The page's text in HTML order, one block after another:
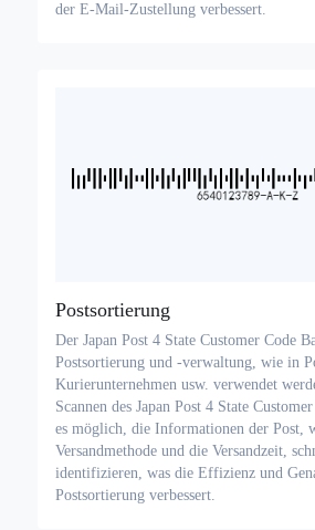
der E-Mail-Zustellung verbessert.
Postsortierung
Der Japan Post 4 State Customer Code
Postsortierung und -verwaltung, wie in
Kurierunternehmen usw. verwendet
Scannen des Japan Post 4 State
es möglich, die Informationen der Post,
Versandmethode und die Versandzeit,
identifizieren, was die Effizienz und
Postsortierung verbessert.